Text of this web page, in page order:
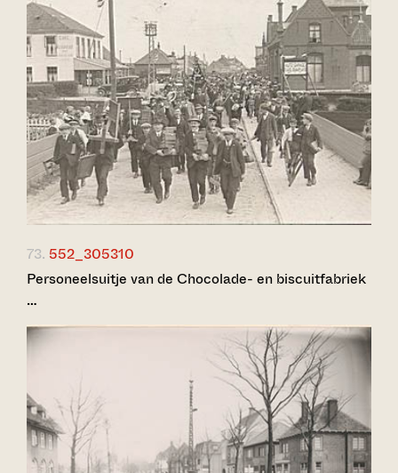
73. 552_305310
Personeelsuitje van de Chocolade- en biscuitfabriek
…